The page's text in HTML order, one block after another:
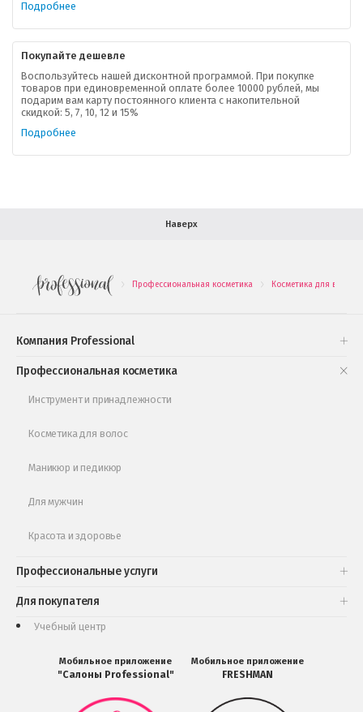
Подробнее
Покупайте дешевле
Воспользуйтесь нашей дисконтной программой. При покупке
товаров при единовременной оплате более 10000 рублей, мы
подарим вам карту постоянного клиента с накопительной
скидкой: 5, 7, 10, 12 и 15%
Подробнее
Наверх
. Профессиональная косметика . Косметика для волос
Компания Professional
Контактная информация
В помощь покупателю
Форма обратной связи
Профессиональная косметика
Инструмент и принадлежности
Косметика для волос
Маникюр и педикюр
Для мужчин
Красота и здоровье
Профессиональные услуги
Для покупателя
Подарочные наборы
Обучающее видео
Учебный центр
Мобильное приложение
"Салоны Professional"
Мобильное
Мобильное приложение
FRESHMAN
Мобильное